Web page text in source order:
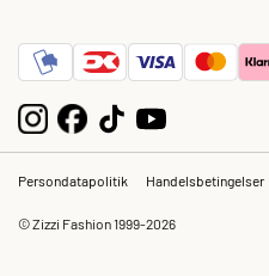
Persondatapolitik Handelsbetingelser
© Zizzi Fashion 1999-2026